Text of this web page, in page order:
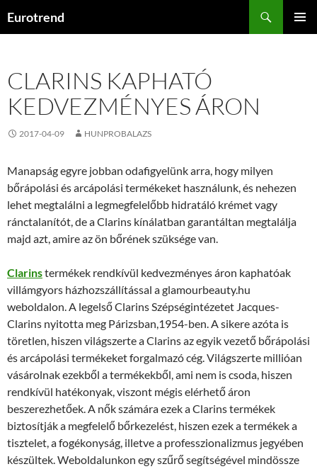
Eurotrend
CLARINS KAPHATÓ
KEDVEZMÉNYES ÁRON
2017-04-09 HUNPROBALAZS
Manapság egyre jobban odafigyelünk arra, hogy milyen
bőrápolási és arcápolási termékeket használunk, és nehezen
lehet megtalálni a legmegfelelőbb hidratáló krémet vagy
ránctalanítót, de a Clarins kínálatban garantáltan megtalálja
majd azt, amire az ön bőrének szüksége van.
Clarinstermékek rendkívül kedvezményes áron kaphatóak
villámgyors házhozszállítással a glamourbeauty.hu
weboldalon. A legelső Clarins Szépségintézetet Jacques-
Clarins nyitotta meg Párizsban,1954-ben. A sikere azóta is
töretlen, hiszen világszerte a Clarins az egyik vezető bőrápolási
és arcápolási termékeket forgalmazó cég. Világszerte millióan
vásárolnak ezekből a termékekből, ami nem is csoda, hiszen
rendkívül hatékonyak, viszont mégis elérhető áron
beszerezhetőek. A nők számára ezek a Clarins termékek
biztosítják a megfelelő bőrkezelést, hiszen ezek a termékek a
tisztelet, a fogékonyság, illetve a professzionalizmus jegyében
készültek. Weboldalunkon egy szűrő segítségével mindössze